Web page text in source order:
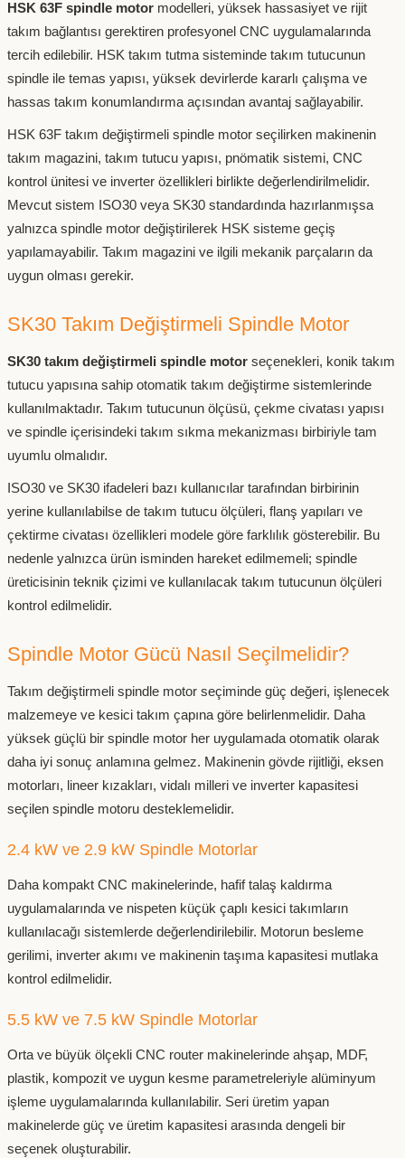
HSK 63F spindle motor modelleri, yüksek hassasiyet ve rijit
takım bağlantısı gerektiren profesyonel CNC uygulamalarında
tercih edilebilir. HSK takım tutma sisteminde takım tutucunun
spindle ile temas yapısı, yüksek devirlerde kararlı çalışma ve
hassas takım konumlandırma açısından avantaj sağlayabilir.
HSK 63F takım değiştirmeli spindle motor seçilirken makinenin
takım magazini, takım tutucu yapısı, pnömatik sistemi, CNC
kontrol ünitesi ve inverter özellikleri birlikte değerlendirilmelidir.
Mevcut sistem ISO30 veya SK30 standardında hazırlanmışsa
yalnızca spindle motor değiştirilerek HSK sisteme geçiş
yapılamayabilir. Takım magazini ve ilgili mekanik parçaların da
uygun olması gerekir.
SK30 Takım Değiştirmeli Spindle Motor
SK30 takım değiştirmeli spindle motor seçenekleri, konik takım
tutucu yapısına sahip otomatik takım değiştirme sistemlerinde
kullanılmaktadır. Takım tutucunun ölçüsü, çekme civatası yapısı
ve spindle içerisindeki takım sıkma mekanizması birbiriyle tam
uyumlu olmalıdır.
ISO30 ve SK30 ifadeleri bazı kullanıcılar tarafından birbirinin
yerine kullanılabilse de takım tutucu ölçüleri, flanş yapıları ve
çektirme civatası özellikleri modele göre farklılık gösterebilir. Bu
nedenle yalnızca ürün isminden hareket edilmemeli; spindle
üreticisinin teknik çizimi ve kullanılacak takım tutucunun ölçüleri
kontrol edilmelidir.
Spindle Motor Gücü Nasıl Seçilmelidir?
Takım değiştirmeli spindle motor seçiminde güç değeri, işlenecek
malzemeye ve kesici takım çapına göre belirlenmelidir. Daha
yüksek güçlü bir spindle motor her uygulamada otomatik olarak
daha iyi sonuç anlamına gelmez. Makinenin gövde rijitliği, eksen
motorları, lineer kızakları, vidalı milleri ve inverter kapasitesi
seçilen spindle motoru desteklemelidir.
2.4 kW ve 2.9 kW Spindle Motorlar
Daha kompakt CNC makinelerinde, hafif talaş kaldırma
uygulamalarında ve nispeten küçük çaplı kesici takımların
kullanılacağı sistemlerde değerlendirilebilir. Motorun besleme
gerilimi, inverter akımı ve makinenin taşıma kapasitesi mutlaka
kontrol edilmelidir.
5.5 kW ve 7.5 kW Spindle Motorlar
Orta ve büyük ölçekli CNC router makinelerinde ahşap, MDF,
plastik, kompozit ve uygun kesme parametreleriyle alüminyum
işleme uygulamalarında kullanılabilir. Seri üretim yapan
makinelerde güç ve üretim kapasitesi arasında dengeli bir
seçenek oluşturabilir.